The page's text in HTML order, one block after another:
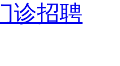
诊招聘